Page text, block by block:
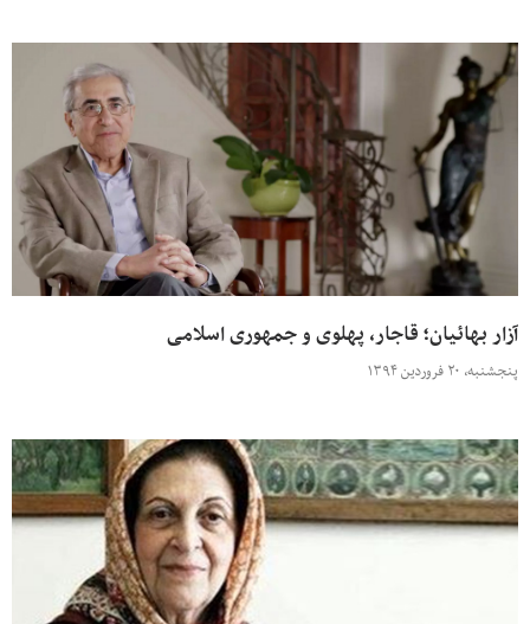
آزار بهائیان؛ قاجار، پهلوی و جمهوری اسلامی
پنجشنبه، ۲۰ فروردین ۱۳۹۴